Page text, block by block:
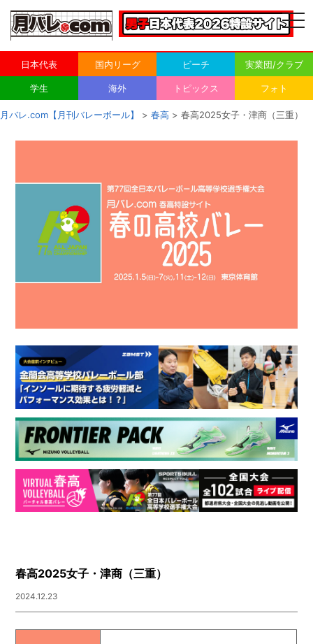
日本代表 国内リーグ ビーチ 実業団/クラブ
学生 海外 トピックス フォト
月バレ.com【月刊バレーボール】 > 春高 > 春高2025女子・津商（三重）
春高2025女子・津商（三重）
2024.12.23